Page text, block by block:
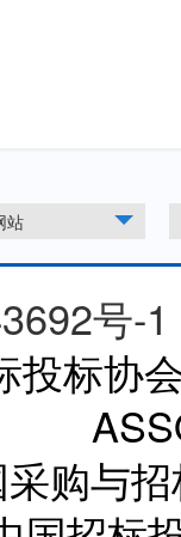
站
号-1
投标协
购与